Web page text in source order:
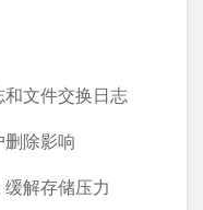
和文件交换日志
删除影响
解存储压力